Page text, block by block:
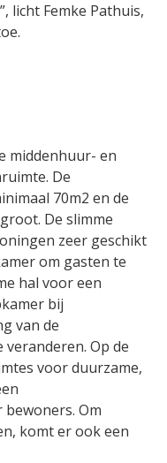
licht Femke Pathuis,
middenhuur- en
De
70m2 en de
De slimme
zeer geschikt
om gasten te
hal voor een
bij
van de
Op de
voor duurzame,
Om
komt er ook een